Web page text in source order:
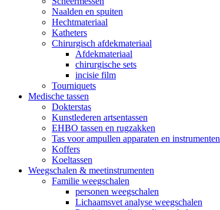
Naalden en spuiten
Hechtmateriaal
Katheters
Chirurgisch afdekmateriaal
Afdekmateriaal
chirurgische sets
incisie film
Tourniquets
Medische tassen
Dokterstas
Kunstlederen artsentassen
EHBO tassen en rugzakken
Tas voor ampullen apparaten en instrumenten
Koffers
Koeltassen
Weegschalen & meetinstrumenten
Familie weegschalen
personen weegschalen
Lichaamsvet analyse weegschalen